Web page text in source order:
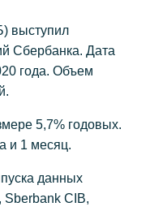
выступил
Сбербанка. Дата
года. Объем
5,7% годовых.
и 1 месяц.
данных
Sberbank CIB,